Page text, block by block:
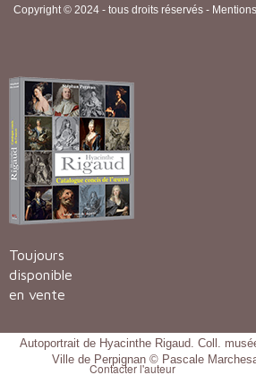
Copyright © 2024 - tous droits réservés -
Toujours
disponible
en vente
Autoportrait de Hyacinthe Rigaud. Coll.
Ville de Perpignan © Pascale
Contacter l'auteur